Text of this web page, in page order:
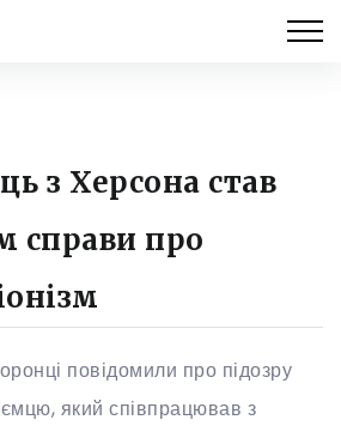
з Херсона став
справи про
повідомили про підозру
який співпрацював з